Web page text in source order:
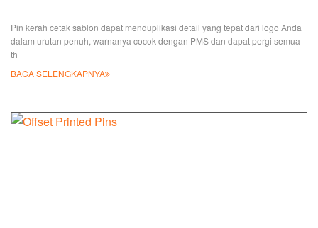
Pin kerah cetak sablon dapat menduplikasi detail yang tepat dari logo Anda
dalam urutan penuh, warnanya cocok dengan PMS dan dapat pergi semua
th
BACA SELENGKAPNYA